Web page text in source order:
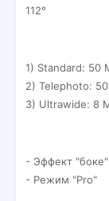
112°
1) Standard: 50
2) Telephoto:
3) Ultrawide: 8
- Эффект "боке"
- Режим "Pro"